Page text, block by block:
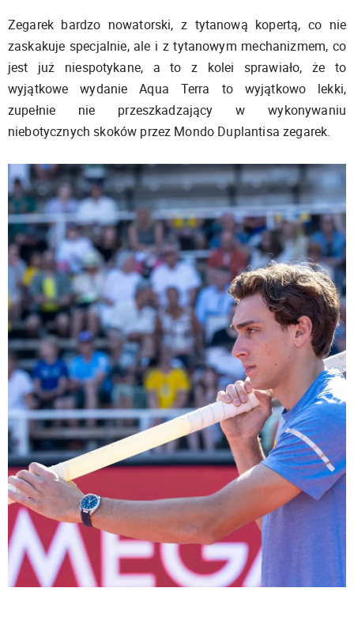
Zegarek bardzo nowatorski, z tytanową kopertą, co nie
zaskakuje specjalnie, ale i z tytanowym mechanizmem, co
jest już niespotykane, a to z kolei sprawiało, że to
wyjątkowe wydanie Aqua Terra to wyjątkowo lekki,
zupełnie nie przeszkadzający w wykonywaniu
niebotycznych skoków przez Mondo Duplantisa zegarek.